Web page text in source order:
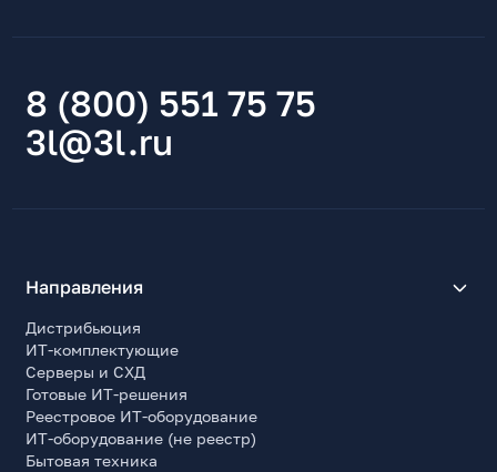
Основной цвет корпуса снаружи
Черный
Основной цвет лицевой панели
Нет
Материал корпуса
Сталь
Материал лицевой панели
Электропитание
8 (800) 551 75 75
3l@3l.ru
Направления
Дистрибьюция
ИТ-комплектующие
Серверы и СХД
Готовые ИТ-решения
Реестровое ИТ-оборудование
ИТ-оборудование (не реестр)
Бытовая техника